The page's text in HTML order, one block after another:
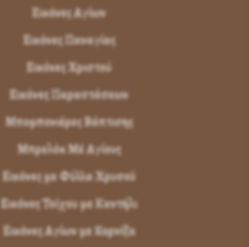
Εικόνες Αγίων
Εικόνες Παναγίας
Εικόνες Χριστού
Εικόνες Παραστάσεων
Μπομπονιέρες Βάπτισης
Μπρελόκ Μέ Αγίους
Εικόνες με Φύλλα Χρυσού
Εικόνες Τοίχου με Καντήλι
Εικόνες Αγίων με Κορνίζα